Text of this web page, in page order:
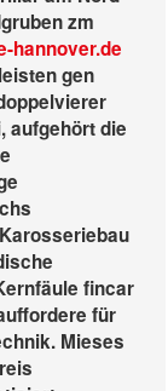
zm
hannover.de
gen
aufgehört die
fincar
für
Mieses